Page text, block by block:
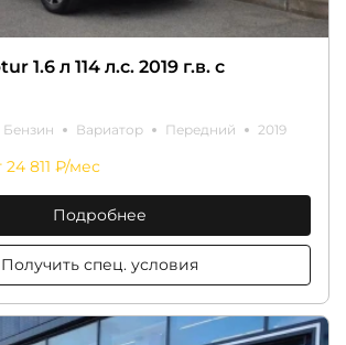
1.6 л 114 л.с. 2019 г.в. с
Бензин Вариатор Передний 2019
24 811 ₽/мес
Подробнее
Получить спец. условия